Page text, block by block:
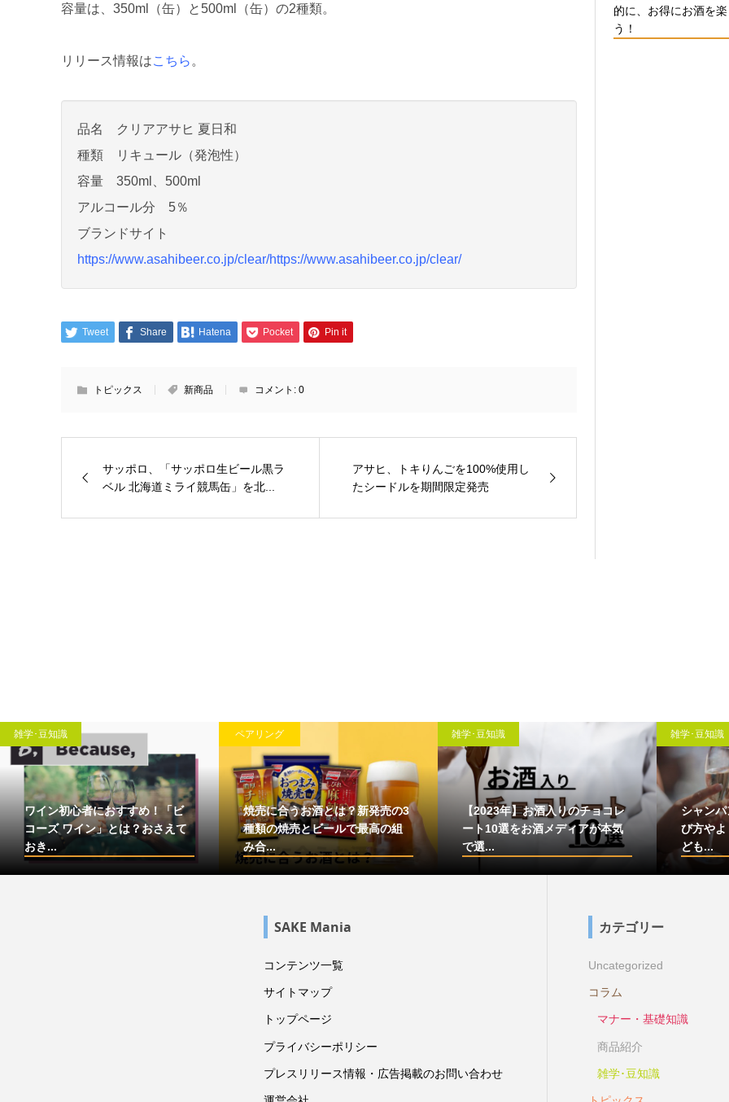
容量は、350ml（缶）と500ml（缶）の2種類。
リリース情報はこちら 。
品名 クリアアサヒ 夏日和
種類 リキュール（発泡性）
容量 350ml、500ml
アルコール分 5％
ブランドサイト
https://www.asahibeer.co.jp/clear/https://www.asahibeer.co.jp/clear/
Tweet Share Hatena Pocket Pin it
トピックス 新商品 コメント: 0
サッポロ、「サッポロ生ビール黒ラ
ベル 北海道ミライ競馬缶」を北...
アサヒ、トキりんごを100%使用し
たシードルを期間限定発売
的に、お得にお酒を
う！
雑学･豆知識
ワイン初心者におすすめ！「ビ
コーズ ワイン」とは？おさえて
おき...
ペアリング
焼売に合うお酒とは？新発売の3
種類の焼売とビールで最高の組
み合...
雑学･豆知識
【2023年】お酒入りのチョコレ
ート10選をお酒メディアが本気
で選...
雑学･豆知識
シャン
び方や
ども...
SAKE Mania
コンテンツ一覧
サイトマップ
トップページ
プライバシーポリシー
プレスリリース情報・広告掲載のお問い合わせ
カテゴリー
Uncategorized
コラム
マナー・基礎知識
商品紹介
雑学･豆知識